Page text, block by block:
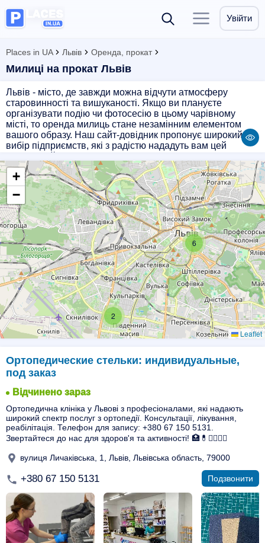
Увійти
Places in UA Львів Оренда, прокат
Милиці на прокат Львів
Львів - місто, де завжди можна відчути атмосферу
старовинності та вишуканості. Якщо ви плануєте
організувати подію чи фотосесію в цьому чарівному
місті, то оренда милиць стане незамінним елементом
вашого образу. Наш сайт-довідник пропонує широкий
вибір підприємств, які з радістю нададуть вам цей
дизайну та кольору, щоб підкреслити ваш стиль і
створити неповторний образ. Прокат милиць у Львові -
це зручний і економічний варіант для тих, хто цінує якість
і комфорт. Звертайтесь до наших партнерів і отримуйте
задоволення від кожної миті, проведеної у цьому
чудовому місті.
2
6
+
−
Leaflet
Ортопедические стельки: индивидуальные,
под заказ
Відчинено зараз
Ортопедична клініка у Львові з професіоналами, які надають
широкий спектр послуг з ортопедії. Консультації, лікування,
реабілітація. Телефон для запису: +380 67 150 5131.
Звертайтеся до нас для здоров'я та активності! 🏥💊👩‍⚕️👨‍⚕️
вулиця Личаківська, 1, Львів, Львівська область, 79000
+380 67 150 5131 Подзвонити